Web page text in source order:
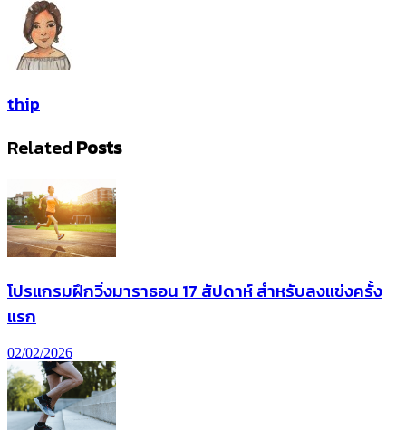
thip
Related Posts
โปรแกรมฝึกวิ่งมาราธอน 17 สัปดาห์ สำหรับลงแข่งครั้ง
แรก
02/02/2026